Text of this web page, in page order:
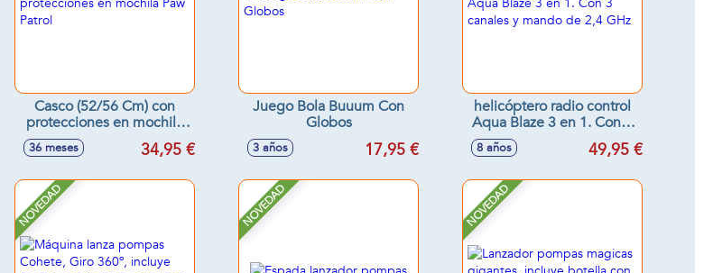
Casco (52/56 Cm) con
protecciones en mochila
Paw Patrol
36 meses 34,95 €
Juego Bola Buuum Con
Globos
3 años 17,95 €
helicóptero radio control
Aqua Blaze 3 en 1. Con 3
canales y mando de 2,4
8 años 49,95 €
NOVEDAD NOVEDAD NOVEDAD